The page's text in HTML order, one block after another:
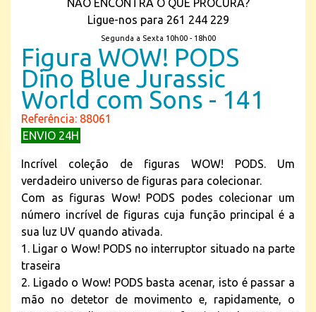
NÃO ENCONTRA O QUE PROCURA?
Ligue-nos para 261 244 229
Segunda a Sexta 10h00 - 18h00
Figura WOW! PODS
Dino Blue Jurassic
World com Sons - 141
Referência: 88061
ENVIO 24H
Incrível coleção de figuras WOW! PODS. Um
verdadeiro universo de figuras para colecionar.
Com as figuras Wow! PODS podes colecionar um
número incrível de figuras cuja função principal é a
sua luz UV quando ativada.
1. Ligar o Wow! PODS no interruptor situado na parte
traseira
2. Ligado o Wow! PODS basta acenar, isto é passar a
mão no detetor de movimento e, rapidamente, o